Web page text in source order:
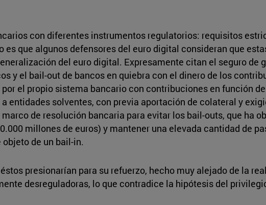
con diferentes instrumentos regulatorios: requisitos
que algunos defensores del euro digital consideran que
del euro digital. Expresamente citan el seguro de
y el bail-out de bancos en quiebra con el dinero de los
el propio sistema bancario con contribuciones en función
entidades solventes, con previa aportación de colateral y
de resolución bancaria para evitar los bail-outs, que ha
millones de euros) y mantener una elevada cantidad de
de un bail-in.
presionarían para su refuerzo, hecho muy alejado de la
desreguladoras, lo que contradice la hipótesis del